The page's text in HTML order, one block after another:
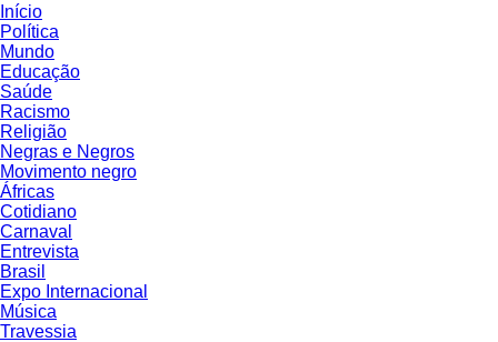
Início
Política
Mundo
Educação
Saúde
Racismo
Religião
Negras e Negros
Movimento negro
Áfricas
Cotidiano
Carnaval
Entrevista
Brasil
Expo Internacional
Música
Travessia